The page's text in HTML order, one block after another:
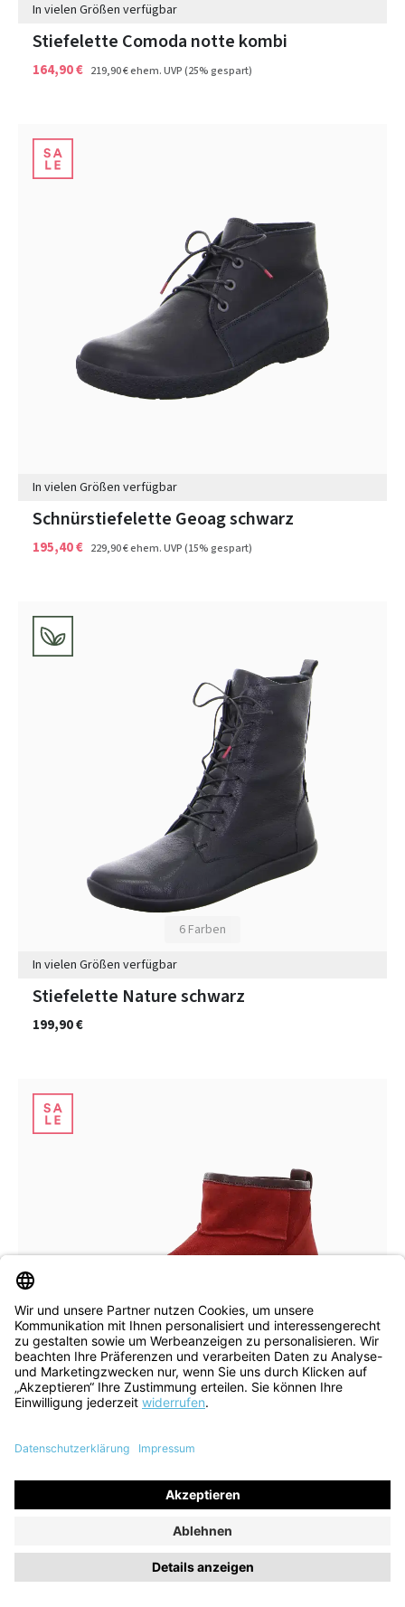
In vielen Größen verfügbar
Stiefelette Comoda notte kombi
164,90 € 219,90 €ehem. UVP(25% gespart)
In vielen Größen verfügbar
Schnürstiefelette Geoag schwarz
195,40 € 229,90 €ehem. UVP(15% gespart)
6 Farben
In vielen Größen verfügbar
Stiefelette Nature schwarz
199,90 €
Farben blauschwarz
In vielen Größen verfügbar
Stiefelette Comoda melograno
ehem. UVP(25% gespart)